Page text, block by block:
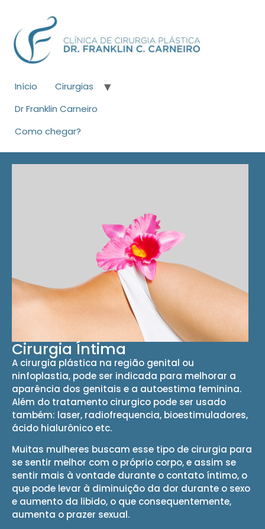
Início
Cirurgias
Dr Franklin Carneiro
Como chegar?
Cirurgia Íntima
A cirurgia plástica na região genital ou
ninfoplastia, pode ser indicada para melhorar a
aparência dos genitais e a autoestima feminina.
Além do tratamento cirurgico pode ser usado
também: laser, radiofrequencia, bioestimuladores,
ácido hialurônico etc.
Muitas mulheres buscam esse tipo de cirurgia para
se sentir melhor com o próprio corpo, e assim se
sentir mais à vontade durante o contato íntimo, o
que pode levar à diminuição da dor durante o sexo
e aumento da libido, o que consequentemente,
aumenta o prazer sexual.